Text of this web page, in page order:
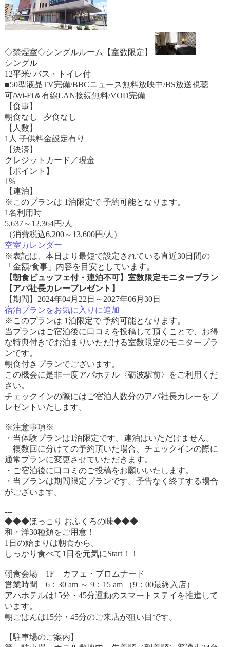
◇禁煙室◇シングルルーム【室数限定】
シングル
12平米/ バス・トイレ付
■50型液晶TV完備/BBCニュース無料放映中/BS放送視聴
可/Wi-Fi＆有線LAN接続無料/VOD完備
【食事】
朝食なし 夕食なし
【人数】
1人 子供料金設定有り
【決済】
クレジットカード／現金
【ポイント】
1%
【連泊】
※このプランは 1泊限定で 予約可能となります。
1名利用時
5,637～ 12,364円/人
（消費税込6,200～13,600円/人）
空室カレンダー
※表記は、本日より最短で設定されている直近30日間の
「金額/食事」内容を目安としています。
【朝食ビュッフェ付・連泊不可】室数限定モニタープラン
【アパ社長カレープレゼント】
【期間】2024年04月22日～2027年06月30日
宿泊プランをお気に入りに追加
※このプランは 1泊限定で 予約可能となります。
当プランはご宿泊後に口コミを投稿して頂くことで、お得
な特典付きでお泊まりいただける室数限定のモニタープラ
ンです。
朝食付きプランでございます。
この機会に是非一度アパホテル〈砺波駅前〉をご利用くだ
さい。
チェックインの際にはご宿泊人数分のアパ社長カレーをプ
レゼントいたします。
※注意事項※
・当体験プランは1泊限定です。連泊はいただけません。
複数回に分けての予約頂いた場合、チェックインの際に
通常プランに変更させていただきます。
・ご宿泊後に口コミのご投稿をお願いいたします。
・当プランは期間限定プランです。予告なく終了する場合
がございます。
---
◆◆◆ほっこり おふくろの味◆◆◆
和・洋30種類をご用意！
1日の始まりは朝食から。
しっかり食べて1日を元気にStart！！
朝食会場 1F カフェ・プロムナード
営業時間 6：30 am ～ 9：15 am （9：00最終入店）
アパホテルは15分・45分運動のスマートステイを推進して
います。
朝ごはんは15分・45分のご来店が狙い目です。
【駐車場のご案内】